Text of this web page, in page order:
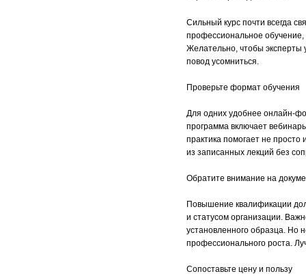
Сильный курс почти всегда
профессиональное обучение,
Желательно, чтобы
повод усомниться.
Проверьте формат обучения
Для одних удобнее онлайн-
программа включает
практика помогает не просто
из записанных лекций без
Обратите внимание на
Повышение квалификации
и статусом организации.
установленного образца. Но
профессионального роста.
Сопоставьте цену и пользу